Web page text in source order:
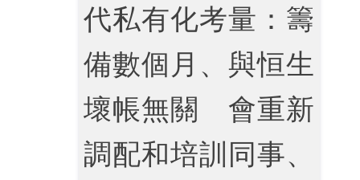
代私有化考量：籌
備數個月、與恒生
壞帳無關 會重新
調配和培訓同事、